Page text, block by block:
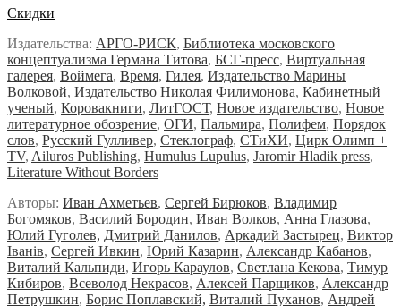
Скидки
Издательства: АРГО-РИСК, Библиотека московского
концептуализма Германа Титова, БСГ-пресс, Виртуальная
галерея, Воймега, Время, Гилея, Издательство Марины
Волковой, Издательство Николая Филимонова, Кабинетный
ученый, Коровакниги, ЛитГОСТ, Новое издательство, Новое
литературное обозрение, ОГИ, Пальмира, Полифем, Порядок
слов, Русский Гулливер, Стеклограф, СТиХИ, Цирк Олимп +
TV, Ailuros Publishing, Humulus Lupulus, Jaromir Hladik press,
Literature Without Borders
Авторы: Иван Ахметьев, Сергей Бирюков, Владимир
Богомяков, Василий Бородин, Иван Волков, Анна Глазова,
Юлий Гуголев, Дмитрий Данилов, Аркадий Застырец, Виктор
Iванiв, Сергей Ивкин, Юрий Казарин, Александр Кабанов,
Виталий Кальпиди, Игорь Караулов, Светлана Кекова, Тимур
Кибиров, Всеволод Некрасов, Алексей Парщиков, Александр
Петрушкин, Борис Поплавский, Виталий Пуханов, Андрей